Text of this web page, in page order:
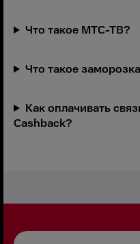
Что такое МТС-ТВ?
Что такое
Как оплачивать
Cashback?